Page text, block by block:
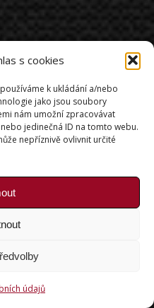
s cookies
k ukládání a/nebo
jako jsou soubory
nám umožní zpracovávat
jedinečná ID na tomto webu.
nepříznivě ovlivnit určité
údajů